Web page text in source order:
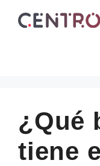
¿Qué
tiene